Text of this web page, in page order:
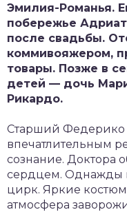
Эмилия-Романья.
побережье
после свадьбы.
коммивояжером,
товары. Позже в
детей — дочь
Рикардо.
Старший Федерико
впечатлительным
сознание. Доктора
сердцем. Однажды
цирк. Яркие
атмосфера